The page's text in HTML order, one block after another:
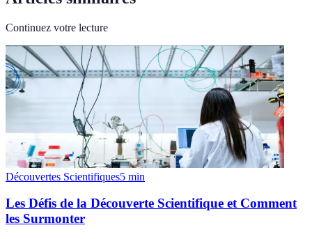
Continuez votre lecture
Découvertes Scientifiques5 min
Les Défis de la Découverte Scientifique et Comment
les Surmonter